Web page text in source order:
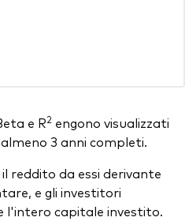
e R2 engono visualizzati
3 anni completi.
reddito da essi derivante
e gli investitori
l'intero capitale investito.